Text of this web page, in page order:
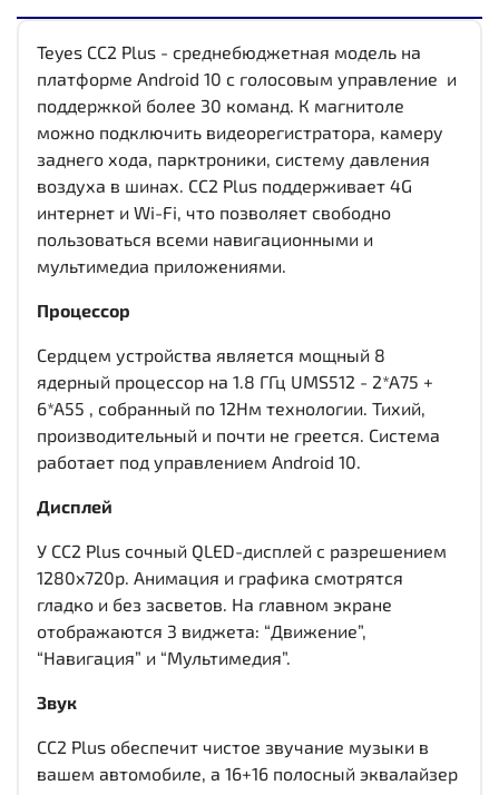
Teyes CC2 Plus - среднебюджетная модель на
платформе Android 10 с голосовым управление и
поддержкой более 30 команд. К магнитоле
можно подключить видеорегистратора, камеру
заднего хода, парктроники, систему давления
воздуха в шинах. CC2 Plus поддерживает 4G
интернет и Wi-Fi, что позволяет свободно
пользоваться всеми навигационными и
мультимедиа приложениями.
Процессор
Сердцем устройства является мощный 8
ядерный процессор на 1.8 ГГц UMS512 - 2*A75 +
6*A55 , собранный по 12Нм технологии. Тихий,
производительный и почти не греется. Система
работает под управлением Android 10.
Дисплей
У CC2 Plus сочный QLED-дисплей c разрешением
1280x720р. Анимация и графика смотрятся
гладко и без засветов. На главном экране
отображаются 3 виджета: “Движение”,
“Навигация” и “Мультимедия”.
Звук
CC2 Plus обеспечит чистое звучание музыки в
вашем автомобиле, а 16+16 полосный эквалайзер